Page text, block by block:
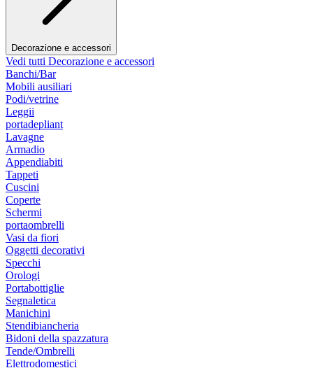
Decorazione e accessori
Vedi tutti Decorazione e accessori
Banchi/Bar
Mobili ausiliari
Podi/vetrine
Leggii
portadepliant
Lavagne
Armadio
Appendiabiti
Tappeti
Cuscini
Coperte
Schermi
portaombrelli
Vasi da fiori
Oggetti decorativi
Specchi
Orologi
Portabottiglie
Segnaletica
Manichini
Stendibiancheria
Bidoni della spazzatura
Tende/Ombrelli
Elettrodomestici